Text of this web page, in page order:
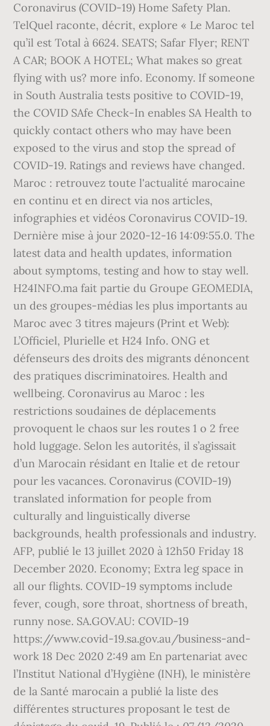
Coronavirus (COVID-19) Home Safety Plan.
TelQuel raconte, décrit, explore « Le Maroc tel
qu’il est Total à 6624. SEATS; Safar Flyer; RENT
A CAR; BOOK A HOTEL; What makes so great
flying with us? more info. Economy. If someone
in South Australia tests positive to COVID-19,
the COVID SAfe Check-In enables SA Health to
quickly contact others who may have been
exposed to the virus and stop the spread of
COVID-19. Ratings and reviews have changed.
Maroc : retrouvez toute l'actualité marocaine
en continu et en direct via nos articles,
infographies et vidéos Coronavirus COVID-19.
Dernière mise à jour 2020-12-16 14:09:55.0. The
latest data and health updates, information
about symptoms, testing and how to stay well.
H24INFO.ma fait partie du Groupe GEOMEDIA,
un des groupes-médias les plus importants au
Maroc avec 3 titres majeurs (Print et Web):
L’Officiel, Plurielle et H24 Info. ONG et
défenseurs des droits des migrants dénoncent
des pratiques discriminatoires. Health and
wellbeing. Coronavirus au Maroc : les
restrictions soudaines de déplacements
provoquent le chaos sur les routes 1 o 2 free
hold luggage. Selon les autorités, il s’agissait
d’un Marocain résidant en Italie et de retour
pour les vacances. Coronavirus (COVID-19)
translated information for people from
culturally and linguistically diverse
backgrounds, health professionals and industry.
AFP, publié le 13 juillet 2020 à 12h50 Friday 18
December 2020. Economy; Extra leg space in
all our flights. COVID-19 symptoms include
fever, cough, sore throat, shortness of breath,
runny nose. SA.GOV.AU: COVID-19
https://www.covid-19.sa.gov.au/business-and-
work 18 Dec 2020 2:49 am En partenariat avec
l’Institut National d’Hygiène (INH), le ministère
de la Santé marocain a publié la liste des
différentes structures proposant le test de